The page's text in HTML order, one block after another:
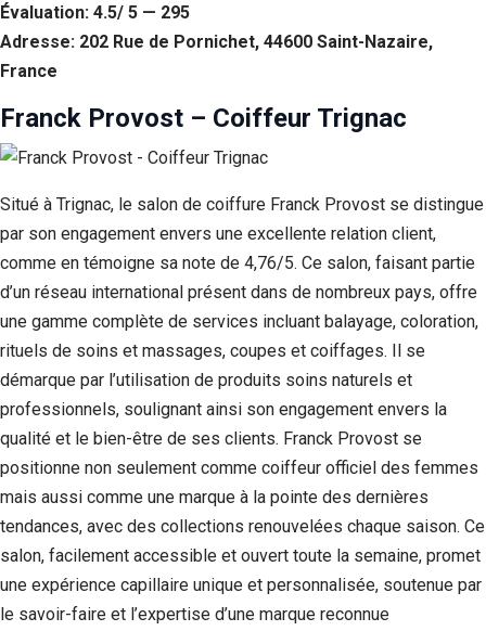
Évaluation: 4.5/ 5 — 295
Adresse: 202 Rue de Pornichet, 44600 Saint-Nazaire,
France
Franck Provost – Coiffeur Trignac
Situé à Trignac, le salon de coiffure Franck Provost se distingue
par son engagement envers une excellente relation client,
comme en témoigne sa note de 4,76/5. Ce salon, faisant partie
d’un réseau international présent dans de nombreux pays, offre
une gamme complète de services incluant balayage, coloration,
rituels de soins et massages, coupes et coiffages. Il se
démarque par l’utilisation de produits soins naturels et
professionnels, soulignant ainsi son engagement envers la
qualité et le bien-être de ses clients. Franck Provost se
positionne non seulement comme coiffeur officiel des femmes
mais aussi comme une marque à la pointe des dernières
tendances, avec des collections renouvelées chaque saison. Ce
salon, facilement accessible et ouvert toute la semaine, promet
une expérience capillaire unique et personnalisée, soutenue par
le savoir-faire et l’expertise d’une marque reconnue